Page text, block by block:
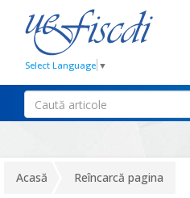
Select Language ▼
Acasă Reîncarcă pagina